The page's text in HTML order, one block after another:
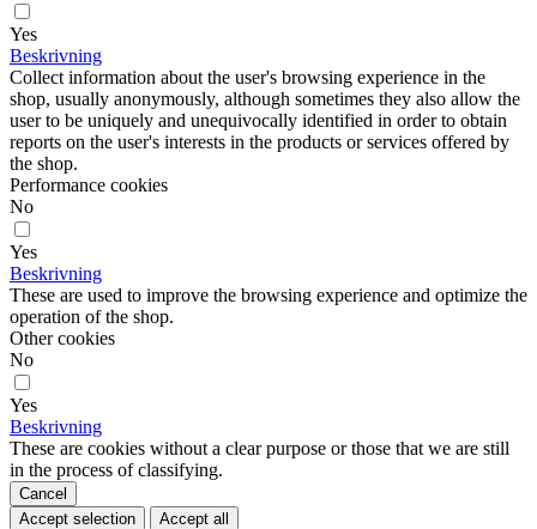
Yes
Beskrivning
Collect information about the user's browsing experience in the
shop, usually anonymously, although sometimes they also allow the
user to be uniquely and unequivocally identified in order to obtain
reports on the user's interests in the products or services offered by
the shop.
Performance cookies
No
Yes
Beskrivning
These are used to improve the browsing experience and optimize the
operation of the shop.
Other cookies
No
Yes
Beskrivning
These are cookies without a clear purpose or those that we are still
in the process of classifying.
Cancel
Accept selection
Accept all